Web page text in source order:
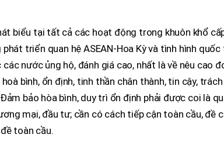
biểu tại tất cả các hoạt động trong khuôn khổ
triển quan hệ ASEAN-Hoa Kỳ và tình hình quốc
nước ủng hộ, đánh giá cao, nhất là về nêu cao
bình, ổn định, tinh thần chân thành, tin cậy, trách
bảo hòa bình, duy trì ổn định phải được coi là
mại, đầu tư; cần có cách tiếp cận toàn cầu, đề
toàn cầu.